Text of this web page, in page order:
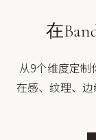
在
从9个维度定
在感、纹理、